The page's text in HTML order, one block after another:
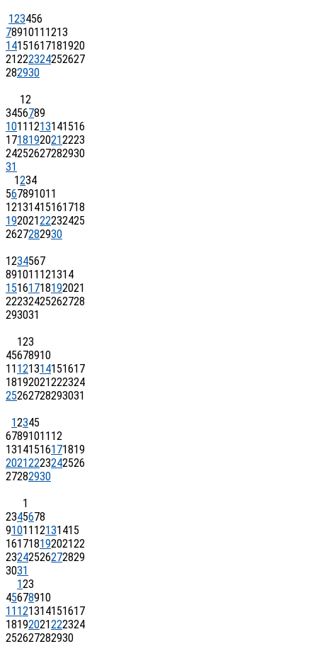
123456
7891011 1213
14151617181920
21222324252627
282930
12
3456789
1011 1213141516
17181920212223
24252627282930
31
1234
567891011
12131415161718
19202122232425
2627282930
1234567
891011 121314
15161718192021
22232425262728
293031
123
45678910
11 121314151617
18192021222324
25262728293031
12345
67891011 12
13141516171819
20212223242526
27282930
1
2345678
91011 12131415
16171819202122
23242526272829
3031
123
45678910
11 121314151617
18192021222324
252627282930